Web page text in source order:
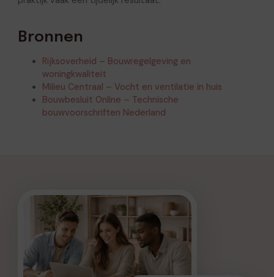
Bronnen
Rijksoverheid – Bouwregelgeving en
woningkwaliteit
Milieu Centraal – Vocht en ventilatie in huis
Bouwbesluit Online – Technische
bouwvoorschriften Nederland